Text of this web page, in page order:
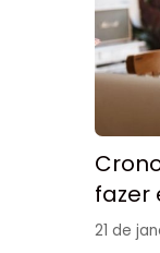
fazer
21 de